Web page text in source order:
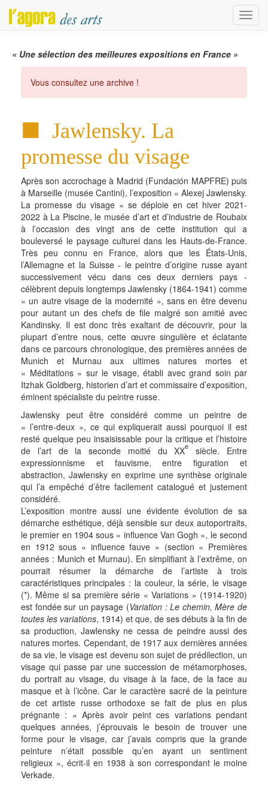
Menu
« Une sélection des meilleures expositions en France »
Vous consultez une archive !
Jawlensky. La
promesse du visage
Après son accrochage à Madrid (Fundación MAPFRE) puis
à Marseille (musée Cantini), l’exposition « Alexej Jawlensky.
La promesse du visage » se déploie en cet hiver 2021-
2022 à La Piscine, le musée d’art et d’industrie de Roubaix
à l’occasion des vingt ans de cette institution qui a
bouleversé le paysage culturel dans les Hauts-de-France.
Très peu connu en France, alors que les États-Unis,
l’Allemagne et la Suisse - le peintre d’origine russe ayant
successivement vécu dans ces deux derniers pays -
célèbrent depuis longtemps Jawlensky (1864-1941) comme
« un autre visage de la modernité », sans en être devenu
pour autant un des chefs de file malgré son amitié avec
Kandinsky. Il est donc très exaltant de découvrir, pour la
plupart d’entre nous, cette œuvre singulière et éclatante
dans ce parcours chronologique, des premières années de
Munich et Murnau aux ultimes natures mortes et
« Méditations » sur le visage, établi avec grand soin par
Itzhak Goldberg, historien d’art et commissaire d’exposition,
éminent spécialiste du peintre russe.
Jawlensky peut être considéré comme un peintre de
« l’entre-deux », ce qui expliquerait aussi pourquoi il est
resté quelque peu insaisissable pour la critique et l’histoire
de l’art de la seconde moitié du XXe
siècle. Entre
expressionnisme et fauvisme, entre figuration et
abstraction, Jawlensky en exprime une synthèse originale
qui l’a empêché d’être facilement catalogué et justement
considéré.
L’exposition montre aussi une évidente évolution de sa
démarche esthétique, déjà sensible sur deux autoportraits,
le premier en 1904 sous « influence Van Gogh », le second
en 1912 sous « influence fauve » (section « Premières
années : Munich et Murnau). En simplifiant à l’extrême, on
pourrait résumer la démarche de l’artiste à trois
caractéristiques principales : la couleur, la série, le visage
(*). Même si sa première série « Variations » (1914-1920)
est fondée sur un paysage (Variation : Le chemin, Mère de
toutes les variations, 1914) et que, de ses débuts à la fin de
sa production, Jawlensky ne cessa de peindre aussi des
natures mortes. Cependant, de 1917 aux dernières années
de sa vie, le visage est devenu son sujet de prédilection, un
visage qui passe par une succession de métamorphoses,
du portrait au visage, du visage à la face, de la face au
masque et à l’icône. Car le caractère sacré de la peinture
de cet artiste russe orthodoxe se fait de plus en plus
prégnante : « Après avoir peint ces variations pendant
quelques années, j’éprouvais le besoin de trouver une
forme pour le visage, car j’avais compris que la grande
peinture n’était possible qu’en ayant un sentiment
religieux », écrit-il en 1938 à son correspondant le moine
Verkade.